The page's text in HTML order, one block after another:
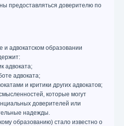
предоставляться доверителю по
адвокатском образовании
адвоката;
адвоката;
и критики других адвокатов;
которые могут
доверителей или
надежды.
образованию) стало известно о